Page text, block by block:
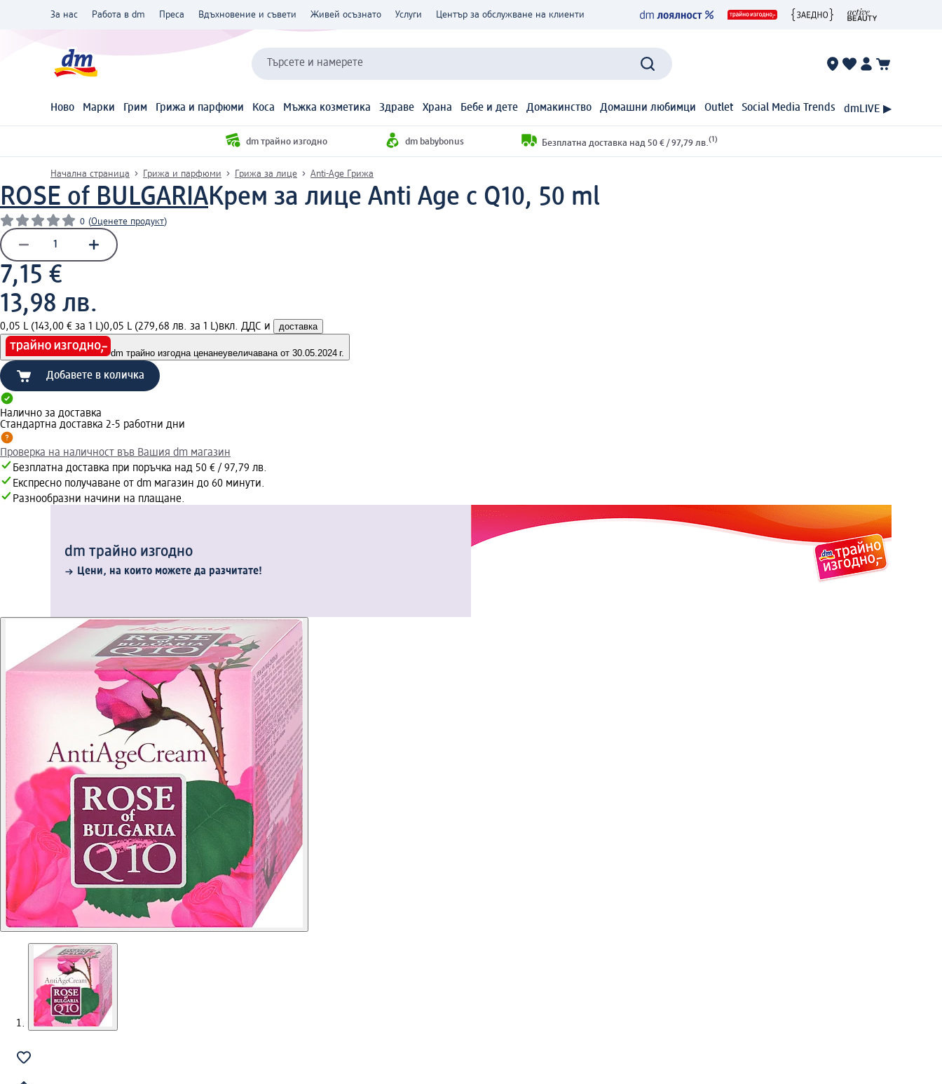
За нас Работа в dm Преса Вдъхновение и съвети Живей осъзнато Услуги Център за обслужване на клиенти
Търсете и намерете
Ново Марки Грим Грижа и парфюми Коса Мъжка козметика Здраве Храна Бебе и дете Домакинство Домашни любимци Outlet Social Media Trends dmLIVE ▶
dm трайно изгодно dm babybonus Безплатна доставка над 50 € / 97,79 лв. (1)
Начална страница Грижа и парфюми Грижа за лице Anti-Age Грижа
ROSE of BULGARIAКрем за лице Anti Age с Q10, 50 ml
0 (Оценете продукт)
7,15 €
13,98 лв.
0,05 L (143,00 € за 1 L)0,05 L (279,68 лв. за 1 L)вкл. ДДС и доставка
dm трайно изгодна ценанеувеличавана от 30.05.2024 г.
Добавете в количка
Налично за доставка
Стандартна доставка 2-5 работни дни
Проверка на наличност във Вашия dm магазин
Безплатна доставка при поръчка над 50 € / 97,79 лв.
Експресно получаване от dm магазин до 60 минути.
Разнообразни начини на плащане.
dm трайно изгодно
Цени, на които можете да разчитате!